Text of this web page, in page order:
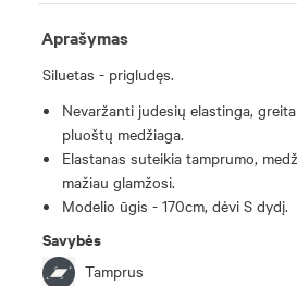
Aprašymas
Siluetas - prigludęs.
Nevaržanti judesių elastinga,
pluoštų medžiaga.
Elastanas suteikia tamprumo,
mažiau glamžosi.
Modelio ūgis - 170cm, dėvi S dydį.
Savybės
Tamprus